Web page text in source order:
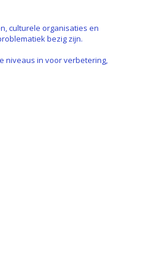
culturele organisaties en
bezig zijn.
niveaus in voor verbetering,